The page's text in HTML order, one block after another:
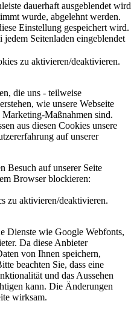
dauerhaft ausgeblendet wird
wurde, abgelehnt werden.
Einstellung gespeichert wird.
Seitenladen eingeblendet
zu aktivieren/deaktivieren.
die uns - teilweise
wie unsere Webseite
Maßnahmen sind.
aus diesen Cookies unsere
auf unserer
Besuch auf unserer Seite
Browser blockieren:
zu aktivieren/deaktivieren.
Dienste wie Google Webfonts,
Da diese Anbieter
von Ihnen speichern,
beachten Sie, dass eine
und das Aussehen
kann. Die Änderungen
wirksam.